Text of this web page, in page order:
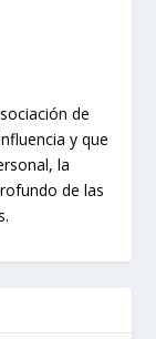
de
y que
la
de las